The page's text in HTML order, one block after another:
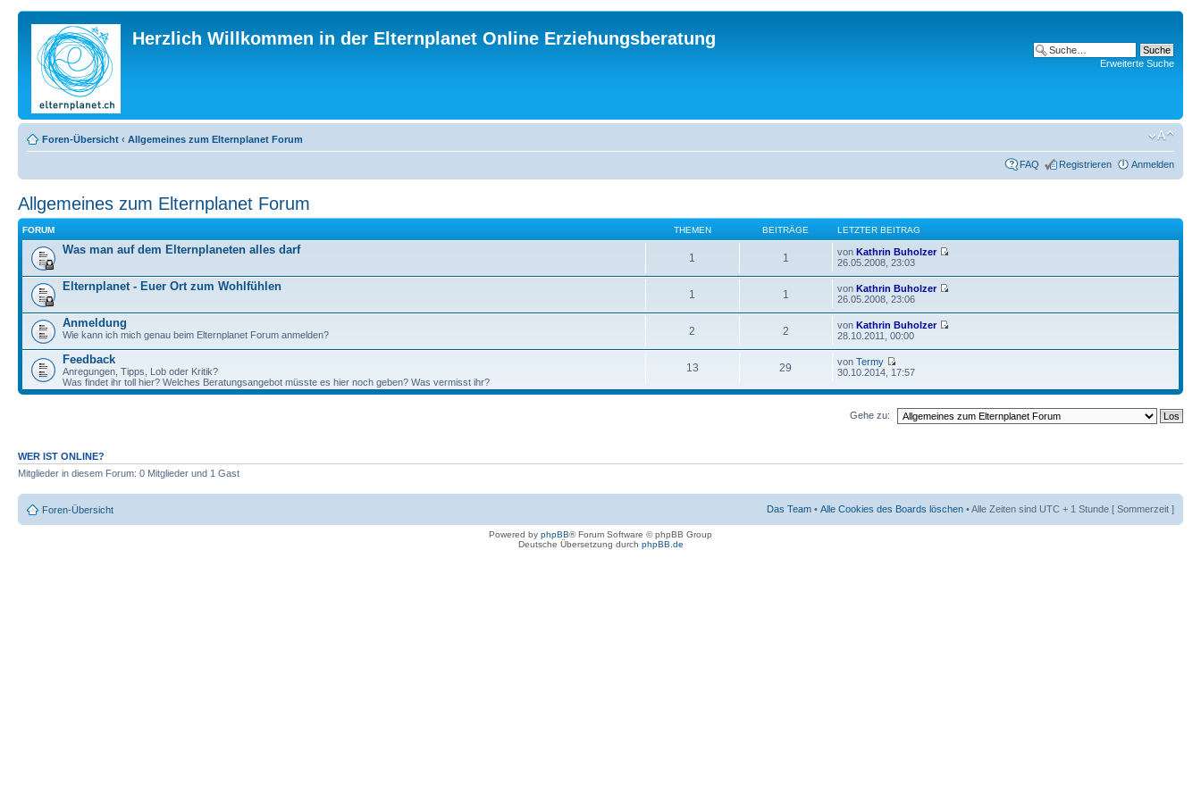
Herzlich Willkommen in der Elternplanet Online Erziehungsberatung
Erweiterte Suche
Foren-Übersicht ‹ Allgemeines zum Elternplanet Forum
FAQ Registrieren Anmelden
Allgemeines zum Elternplanet Forum
FORUM THEMEN BEITRÄGE LETZTER BEITRAG
Was man auf dem Elternplaneten alles darf
1 1 vonKathrin Buholzer
26.05.2008, 23:03
Elternplanet - Euer Ort zum Wohlfühlen
1 1 vonKathrin Buholzer
26.05.2008, 23:06
Anmeldung
Wie kann ich mich genau beim Elternplanet Forum anmelden? 2 2 vonKathrin Buholzer
28.10.2011, 00:00
Feedback
Anregungen, Tipps, Lob oder Kritik?
Was findet ihr toll hier? Welches Beratungsangebot müsste es hier noch geben? Was vermisst ihr?
13 29 vonTermy
30.10.2014, 17:57
Gehe zu:
WER IST ONLINE?
Mitglieder in diesem Forum: 0 Mitglieder und 1 Gast
Foren-Übersicht Das Team • Alle Cookies des Boards löschen • Alle Zeiten sind UTC + 1 Stunde [ Sommerzeit ]
Powered by phpBB® Forum Software © phpBB Group
Deutsche Übersetzung durch phpBB.de